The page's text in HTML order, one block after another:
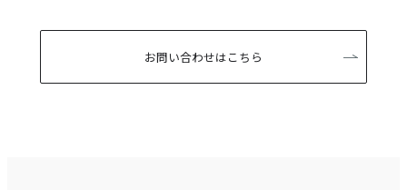
お問い合わせはこちら